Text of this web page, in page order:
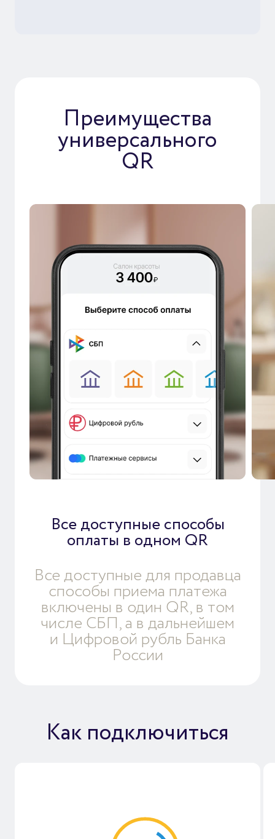
Преимущества
универсального
QR
Все доступные способы
оплаты в одном QR
Все доступные для продавца
способы приема платежа
включены в один QR, в том
числе СБП, а в дальнейшем
и Цифровой рубль Банка
России
Как подключиться